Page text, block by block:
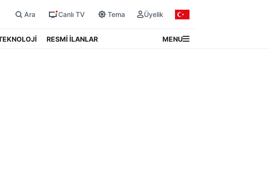
Ara Canlı TV Tema Üyelik
RESMİ İLANLAR MENU